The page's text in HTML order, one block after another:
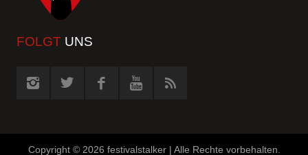
FOLGT UNS
Copyright © 2026 festivalstalker | Alle Rechte vorbehalten.